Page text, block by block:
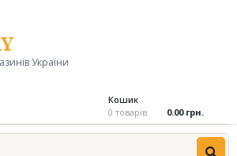
України
Кошик
0 товарів
0.00 грн.